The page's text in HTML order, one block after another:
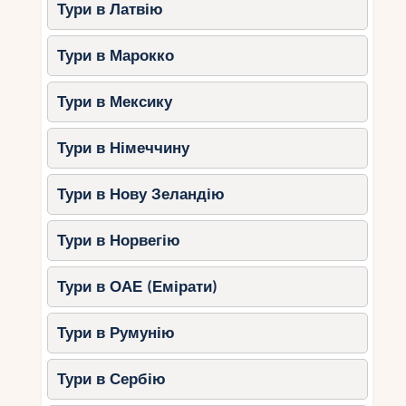
Тури в Латвію
Тури в Марокко
Тури в Мексику
Тури в Німеччину
Тури в Нову Зеландію
Тури в Норвегію
Тури в ОАЕ (Емірати)
Тури в Румунію
Тури в Сербію